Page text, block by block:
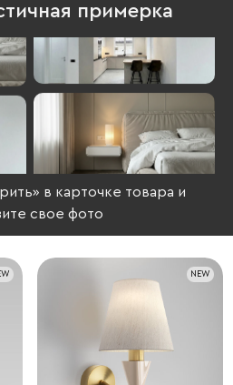
примерка
в карточке товара и
свое фото
NEW